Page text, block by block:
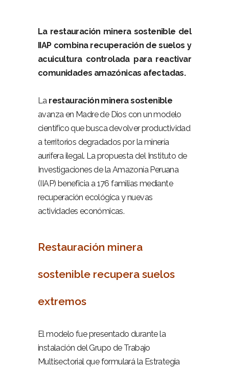
La restauración minera sostenible del
IIAP combina recuperación de suelos y
acuicultura controlada para reactivar
comunidades amazónicas afectadas.
La restauración minera sostenible
avanza en Madre de Dios con un modelo
científico que busca devolver productividad
a territorios degradados por la minería
aurífera ilegal. La propuesta del Instituto de
Investigaciones de la Amazonía Peruana
(IIAP) beneficia a 176 familias mediante
recuperación ecológica y nuevas
actividades económicas.
Restauración minera
sostenible recupera suelos
extremos
El modelo fue presentado durante la
instalación del Grupo de Trabajo
Multisectorial que formulará la Estrategia